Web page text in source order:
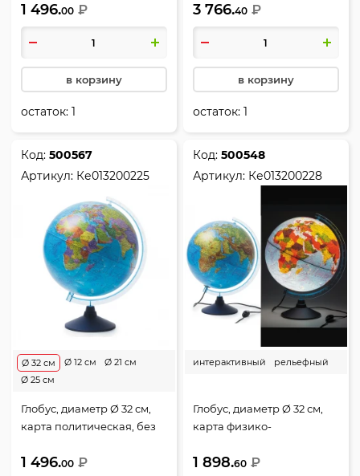
К013200335, Классик Евро
1 496.00 ₽
в корзину
остаток:1
подсветкой, пластик,
Глобен, Ке014000246,
Классик Евро
3 766.40 ₽
в корзину
остаток:1
Код:500567
Артикул: Ке013200225
Ø 12 см Ø 21 см
Ø 32 см
Ø 25 см
Глобус, диаметр Ø 32 см,
карта политическая, без
Глобен, Ке013200225
1 496.00 ₽
Код:500548
Артикул: Ке013200228
интерактивный рельефный
Глобус, диаметр Ø 32 см,
карта физико-
подсветкой, пластик,
1 898.60 ₽